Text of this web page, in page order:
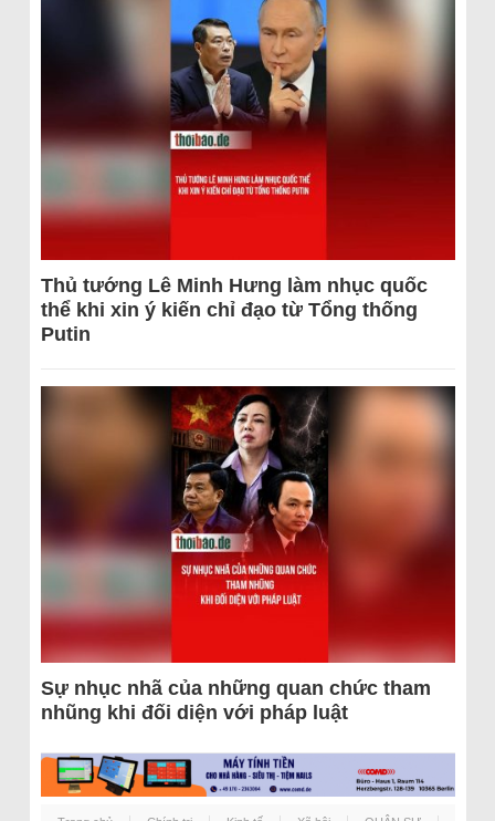
Thủ tướng Lê Minh Hưng làm nhục quốc
thể khi xin ý kiến chỉ đạo từ Tổng thống
Putin
Sự nhục nhã của những quan chức tham
nhũng khi đối diện với pháp luật